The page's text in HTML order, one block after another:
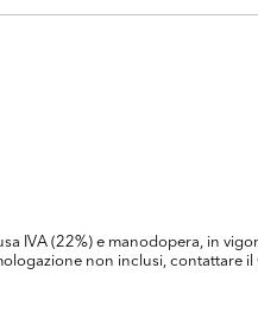
IVA (22%) e manodopera, in
non inclusi, contattare